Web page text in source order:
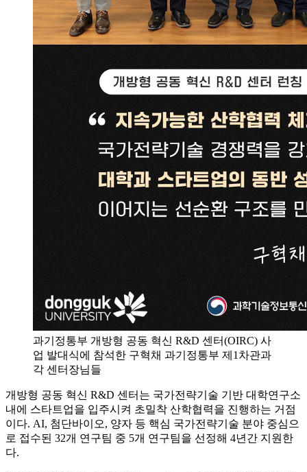
과기정통부 개방형 공동 혁신 R&D 센터(OIRC) 사
업 발대식에 참석한 구혁채 과기정통부 제1차관과
각 센터장님들
개방형 공동 혁신 R&D 센터는 국가전략기술 기반 대학연구소
내에 스타트업을 입주시켜 초밀착 산학협력을 진행하는 거점
이다. AI, 첨단바이오, 양자 등 핵심 국가전략기술 분야 중심으
로 접수된 32개 연구팀 중 5개 연구팀을 선정해 4년간 지원한
다.